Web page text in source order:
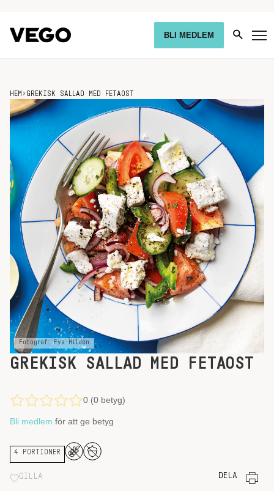
BLI MEDLEM
HEM › GREKISK SALLAD MED FETAOST
Fotograf: Eva Hildén
GREKISK SALLAD MED FETAOST
0 (0 betyg)
Bli medlem för att ge betyg
4 PORTIONER
GILLA DELA